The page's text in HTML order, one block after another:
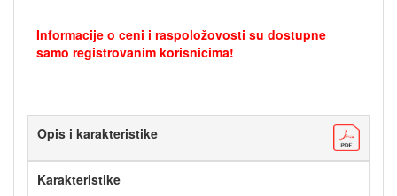
Informacije o ceni i raspoložovosti su dostupne
samo registrovanim korisnicima!
Opis i karakteristike
Karakteristike